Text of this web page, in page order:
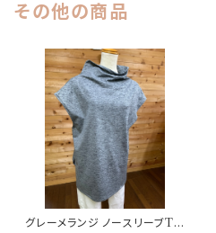
その他の商品
グレーメランジ ノースリーブTシ